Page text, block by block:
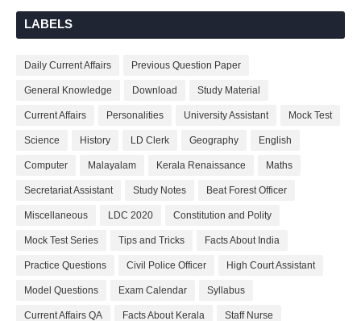
LABELS
Daily Current Affairs Previous Question Paper
General Knowledge Download Study Material
Current Affairs Personalities University Assistant Mock Test
Science History LD Clerk Geography English
Computer Malayalam Kerala Renaissance Maths
Secretariat Assistant Study Notes Beat Forest Officer
Miscellaneous LDC 2020 Constitution and Polity
Mock Test Series Tips and Tricks Facts About India
Practice Questions Civil Police Officer High Court Assistant
Model Questions Exam Calendar Syllabus
Current Affairs QA Facts About Kerala Staff Nurse